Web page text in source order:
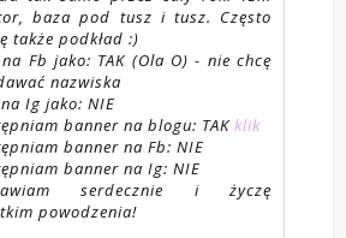
baza pod tusz i tusz. Często
także podkład :)
Fb jako: TAK (Ola O) - nie chcę
nazwiska
Ig jako: NIE
banner na blogu: TAK klik
banner na Fb: NIE
banner na Ig: NIE
serdecznie i życzę
powodzenia!